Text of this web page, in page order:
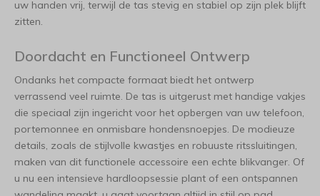
uw handen vrij, terwijl de tas stevig en stabiel op zijn plek blijft
zitten.
Doordacht en Functioneel Ontwerp
Ondanks het compacte formaat biedt het ontwerp
verrassend veel ruimte. De tas is uitgerust met handige vakjes
die speciaal zijn ingericht voor het opbergen van uw telefoon,
portemonnee en onmisbare hondensnoepjes. De modieuze
details, zoals de stijlvolle kwastjes en robuuste ritssluitingen,
maken van dit functionele accessoire een echte blikvanger. Of
u nu een intensieve hardloopsessie plant of een ontspannen